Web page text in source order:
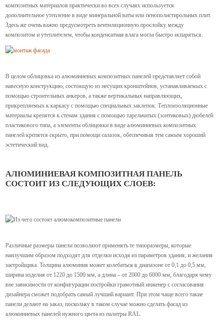
композитных материалов практически во всех случаях используется
дополнительное утепление в виде минеральной ваты или пенополистирольных плит.
Здесь же очень важно предусмотреть вентиляционную прослойку между
композитом и утеплителем, чтобы конденсатная влага могла быстро испаряться.
В целом облицовка из алюминиевых композитных панелей представляет собой
навесную конструкцию, состоящую из несущих кронштейнов, устанавливаемых с
помощью строительных анкеров, а также вертикальных направляющих,
прикрепляемых к каркасу с помощью специальных заклепок. Теплоизоляционные
материалы крепятся к стенам здания с помощью тарельчатых (зонтиковых) дюбелей
пластикового типа, а элементы облицовки в виде алюминиевых композитных
панелей крепятся скрыто, при помощи салазок, обеспечивая тем самым хороший
эстетический вид.
АЛЮМИНИЕВАЯ КОМПОЗИТНАЯ ПАНЕЛЬ
СОСТОИТ ИЗ СЛЕДУЮЩИХ СЛОЕВ:
Различные размеры панели позволяют применять те типоразмеры, которые
наилучшим образом подходят для отделки исходя из параметров здания, и желания
застройщика. Толщина алюминия может колебаться в диапазоне от 0,1 до 0,5 мм,
ширина изделия от 1220 до 1500 мм, а длина – от 2000 до 6000 мм, благодаря чему
вне зависимости от конфигурации постройки грамотный инженер с согласования
дизайнера сможет подобрать самый лучший вариант. При этом чаще всего такие
панели делают на заказ, поскольку в таком случае можно сделать фасад из
алюминиевых панелей нужного цвета из палитры RAL.